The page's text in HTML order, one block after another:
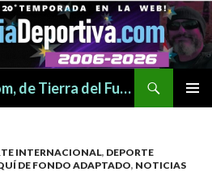
LaBestiaDeportiva.com, de Tierra del Fuego para todo el mundo
INTERNACIONAL, DEPORTE
DE FONDO ADAPTADO, NOTICIAS